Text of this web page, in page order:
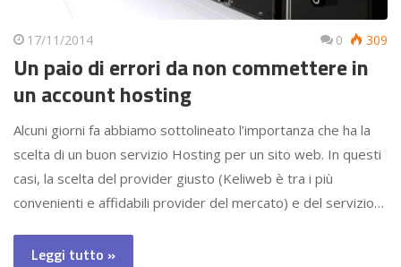
17/11/2014 0 309
Un paio di errori da non commettere in
un account hosting
Alcuni giorni fa abbiamo sottolineato l’importanza che ha la
scelta di un buon servizio Hosting per un sito web. In questi
casi, la scelta del provider giusto (Keliweb è tra i più
convenienti e affidabili provider del mercato) e del servizio…
Leggi tutto »